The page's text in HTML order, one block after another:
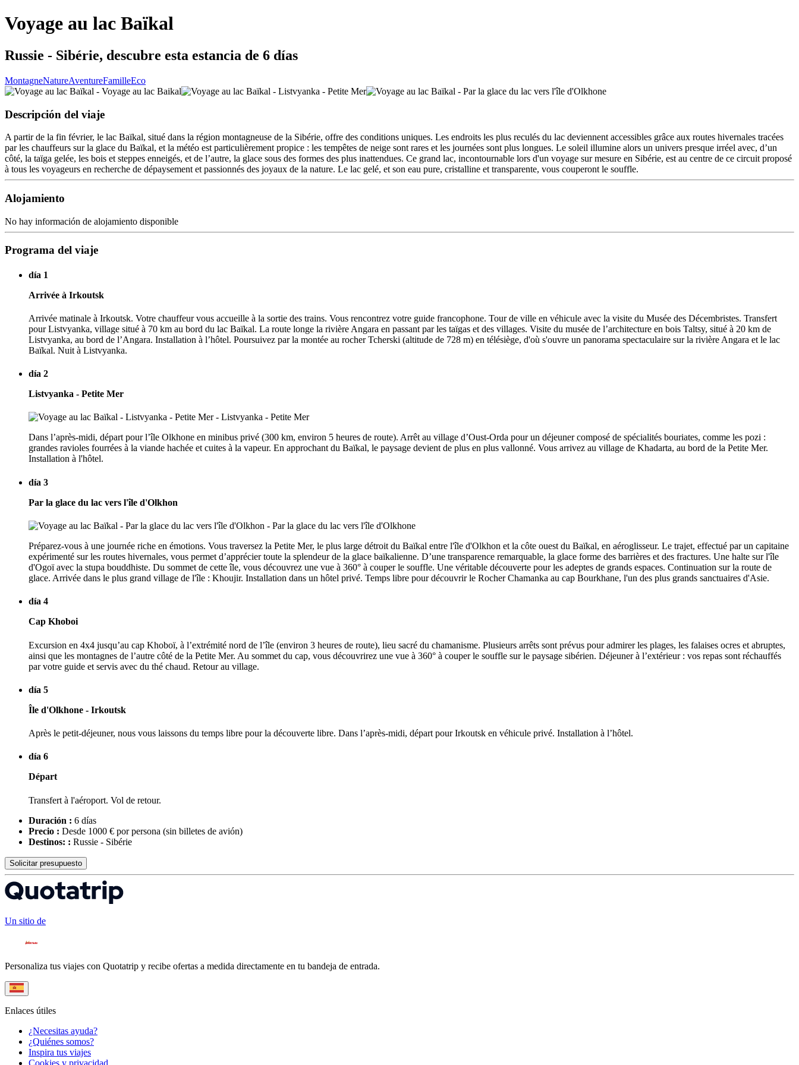
Voyage au lac Baïkal
Russie - Sibérie, descubre esta estancia de 6 días
MontagneNatureAventureFamilleEco
Descripción del viaje
A partir de la fin février, le lac Baïkal, situé dans la région montagneuse de la Sibérie, offre des conditions uniques. Les endroits les plus reculés du lac deviennent accessibles grâce aux routes hivernales tracées
par les chauffeurs sur la glace du Baïkal, et la météo est particulièrement propice : les tempêtes de neige sont rares et les journées sont plus longues. Le soleil illumine alors un univers presque irréel avec, d’un
côté, la taïga gelée, les bois et steppes enneigés, et de l’autre, la glace sous des formes des plus inattendues. Ce grand lac, incontournable lors d'un voyage sur mesure en Sibérie, est au centre de ce circuit proposé
à tous les voyageurs en recherche de dépaysement et passionnés des joyaux de la nature. Le lac gelé, et son eau pure, cristalline et transparente, vous couperont le souffle.
Alojamiento
No hay información de alojamiento disponible
Programa del viaje
día 1
Arrivée à Irkoutsk
Arrivée matinale à Irkoutsk. Votre chauffeur vous accueille à la sortie des trains. Vous rencontrez votre guide francophone. Tour de ville en véhicule avec la visite du Musée des Décembristes. Transfert
pour Listvyanka, village situé à 70 km au bord du lac Baïkal. La route longe la rivière Angara en passant par les taïgas et des villages. Visite du musée de l’architecture en bois Taltsy, situé à 20 km de
Listvyanka, au bord de l’Angara. Installation à l’hôtel. Poursuivez par la montée au rocher Tcherski (altitude de 728 m) en télésiège, d'où s'ouvre un panorama spectaculaire sur la rivière Angara et le lac
Baïkal. Nuit à Listvyanka.
día 2
Listvyanka - Petite Mer
Dans l’après-midi, départ pour l’île Olkhone en minibus privé (300 km, environ 5 heures de route). Arrêt au village d’Oust-Orda pour un déjeuner composé de spécialités bouriates, comme les pozi :
grandes ravioles fourrées à la viande hachée et cuites à la vapeur. En approchant du Baïkal, le paysage devient de plus en plus vallonné. Vous arrivez au village de Khadarta, au bord de la Petite Mer.
Installation à l'hôtel.
día 3
Par la glace du lac vers l'île d'Olkhon
Préparez-vous à une journée riche en émotions. Vous traversez la Petite Mer, le plus large détroit du Baïkal entre l'île d'Olkhon et la côte ouest du Baïkal, en aéroglisseur. Le trajet, effectué par un capitaine
expérimenté sur les routes hivernales, vous permet d’apprécier toute la splendeur de la glace baïkalienne. D’une transparence remarquable, la glace forme des barrières et des fractures. Une halte sur l'île
d'Ogoï avec la stupa bouddhiste. Du sommet de cette île, vous découvrez une vue à 360° à couper le souffle. Une véritable découverte pour les adeptes de grands espaces. Continuation sur la route de
glace. Arrivée dans le plus grand village de l'île : Khoujir. Installation dans un hôtel privé. Temps libre pour découvrir le Rocher Chamanka au cap Bourkhane, l'un des plus grands sanctuaires d'Asie.
día 4
Cap Khoboi
Excursion en 4x4 jusqu’au cap Khoboï, à l’extrémité nord de l’île (environ 3 heures de route), lieu sacré du chamanisme. Plusieurs arrêts sont prévus pour admirer les plages, les falaises ocres et abruptes,
ainsi que les montagnes de l’autre côté de la Petite Mer. Au sommet du cap, vous découvrirez une vue à 360° à couper le souffle sur le paysage sibérien. Déjeuner à l’extérieur : vos repas sont réchauffés
par votre guide et servis avec du thé chaud. Retour au village.
día 5
Île d'Olkhone - Irkoutsk
Après le petit-déjeuner, nous vous laissons du temps libre pour la découverte libre. Dans l’après-midi, départ pour Irkoutsk en véhicule privé. Installation à l’hôtel.
día 6
Départ
Transfert à l'aéroport. Vol de retour.
Duración : 6 días
Precio : Desde 1000 € por persona (sin billetes de avión)
Destinos: : Russie - Sibérie
Solicitar presupuesto
Un sitio de
Personaliza tus viajes con Quotatrip y recibe ofertas a medida directamente en tu bandeja de entrada.
Enlaces útiles
¿Necesitas ayuda?
¿Quiénes somos?
Inspira tus viajes